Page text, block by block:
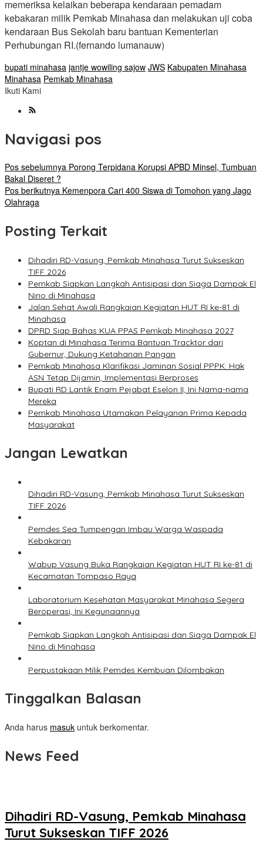
memeriksa kelaikan beberapa kendaraan pemadam
kebakaran milik Pemkab Minahasa dan melakukan uji coba
kendaraan Bus Sekolah baru bantuan Kementerian
Perhubungan RI.(fernando lumanauw)
bupati minahasa jantje wowiling sajow JWS Kabupaten Minahasa
Minahasa Pemkab Minahasa
Ikuti Kami
Navigasi pos
Pos sebelumnya Porong Terpidana Korupsi APBD Minsel, Tumbuan
Bakal Diseret ?
Pos berikutnya Kemenpora Cari 400 Siswa di Tomohon yang Jago
Olahraga
Posting Terkait
Dihadiri RD-Vasung, Pemkab Minahasa Turut Sukseskan
TIFF 2026
Pemkab Siapkan Langkah Antisipasi dan Siaga Dampak El
Nino di Minahasa
Jalan Sehat Awali Rangkaian Kegiatan HUT RI ke-81 di
Minahasa
DPRD Siap Bahas KUA PPAS Pemkab Minahasa 2027
Koptan di Minahasa Terima Bantuan Tracktor dari
Gubernur, Dukung Ketahanan Pangan
Pemkab Minahasa Klarifikasi Jaminan Sosial PPPK: Hak
ASN Tetap Dijamin, Implementasi Berproses
Bupati RD Lantik Enam Pejabat Eselon II, Ini Nama-nama
Mereka
Pemkab Minahasa Utamakan Pelayanan Prima Kepada
Masyarakat
Jangan Lewatkan
Dihadiri RD-Vasung, Pemkab Minahasa Turut Sukseskan
TIFF 2026
Pemdes Sea Tumpengan Imbau Warga Waspada
Kebakaran
Wabup Vasung Buka Rangkaian Kegiatan HUT RI ke-81 di
Kecamatan Tompaso Raya
Laboratorium Kesehatan Masyarakat Minahasa Segera
Beroperasi, Ini Kegunaannya
Pemkab Siapkan Langkah Antisipasi dan Siaga Dampak El
Nino di Minahasa
Perpustakaan Milik Pemdes Kembuan Dilombakan
Tinggalkan Balasan
Anda harus masuk untuk berkomentar.
News Feed
Dihadiri RD-Vasung, Pemkab Minahasa
Turut Sukseskan TIFF 2026